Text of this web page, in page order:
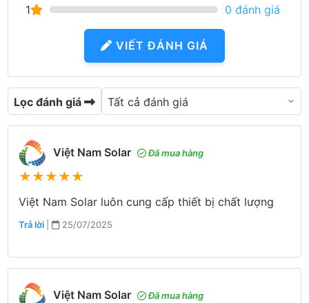
1
0 đánh giá
VIẾT ĐÁNH GIÁ
Lọc đánh giá
Việt Nam Solar Đã mua hàng
★★★★★
Việt Nam Solar luôn cung cấp thiết bị chất lượng
Trả lời | 25/07/2025
Việt Nam Solar Đã mua hàng